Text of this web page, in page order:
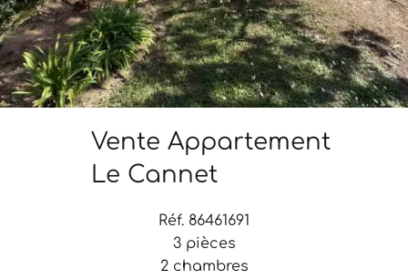
Vente Appartement
Le Cannet
Réf. 86461691
3 pièces
2 chambres